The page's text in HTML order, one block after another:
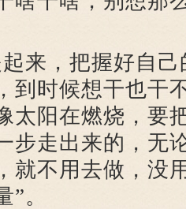
，把握好自己
到时候想干也干
太阳在燃烧，要
步走出来的，无
就不用去做，没
。